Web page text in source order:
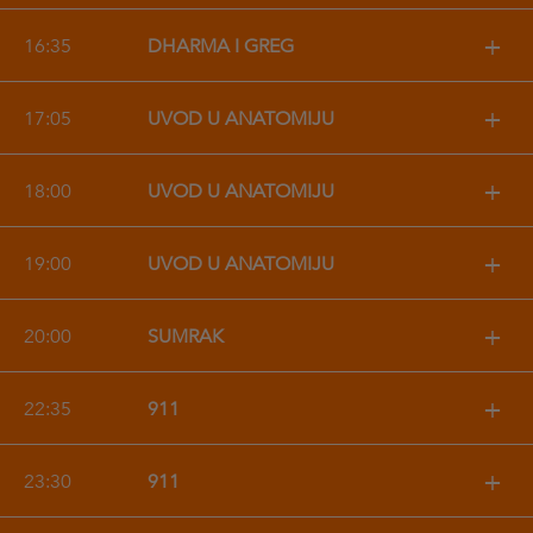
16:35 DHARMA I GREG +
17:05 UVOD U ANATOMIJU +
18:00 UVOD U ANATOMIJU +
19:00 UVOD U ANATOMIJU +
20:00 SUMRAK +
22:35 911 +
23:30 911 +